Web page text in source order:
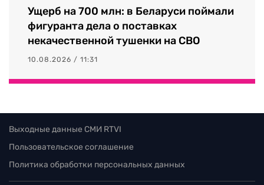
Ущерб на 700 млн: в Беларуси поймали
фигуранта дела о поставках
некачественной тушенки на СВО
10.08.2026 / 11:31
Выходные данные СМИ RTVI
Пользовательское соглашение
Политика обработки персональных данных